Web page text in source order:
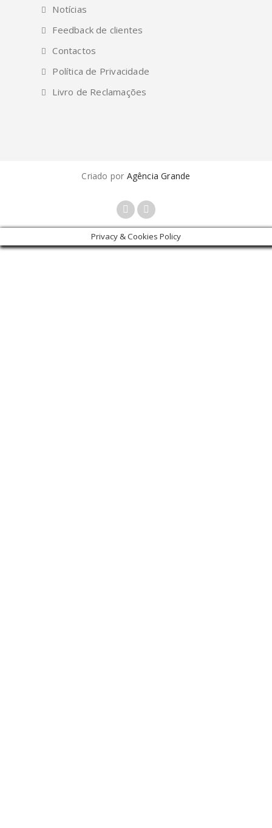
Notícias
Feedback de clientes
Contactos
Política de Privacidade
Livro de Reclamações
Criado por Agência Grande
Privacy & Cookies Policy